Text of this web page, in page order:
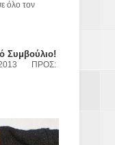
όλο τον
Συμβούλιο!
ΠΡΟΣ: